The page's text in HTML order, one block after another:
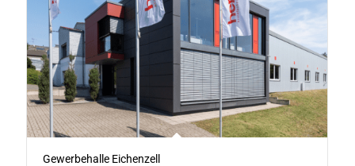
Gewerbehalle Eichenzell